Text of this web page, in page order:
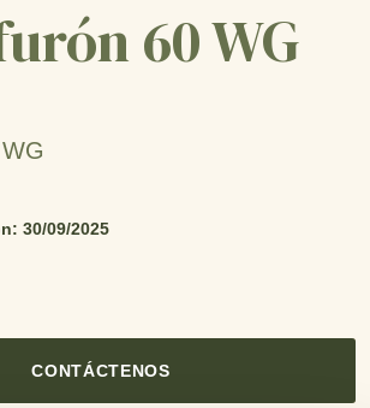
60 WG
30/09/2025
CONTÁCTENOS